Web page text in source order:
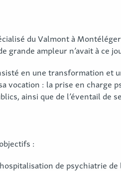
du Valmont à
grande ampleur n’avait à ce
en une transformation et
vocation : la prise en charge
ainsi que de l’éventail de
:
de psychiatrie